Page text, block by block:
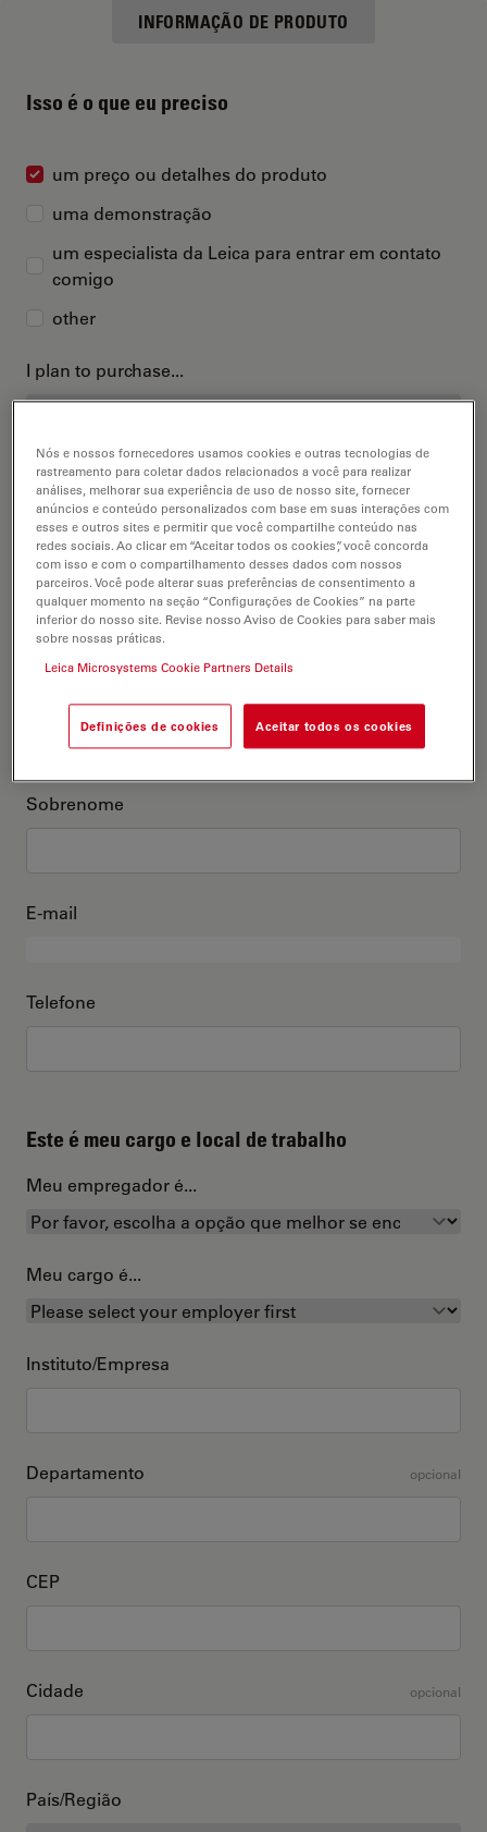
INFORMAÇÃO DE PRODUTO
Isso é o que eu preciso
um preço ou detalhes do produto
uma demonstração
um especialista da Leica para entrar em contato
comigo
other
I plan to purchase...
Este sou eu
Título acadêmico opcional
Sobrenome
E-mail
Telefone
Este é meu cargo e local de trabalho
Meu empregador é...
Meu cargo é...
Instituto/Empresa
Departamento opcional
CEP
Cidade opcional
País/Região
Nós e nossos fornecedores usamos cookies e outras tecnologias de
rastreamento para coletar dados relacionados a você para realizar
análises, melhorar sua experiência de uso de nosso site, fornecer
anúncios e conteúdo personalizados com base em suas interações com
esses e outros sites e permitir que você compartilhe conteúdo nas
redes sociais. Ao clicar em “Aceitar todos os cookies”, você concorda
com isso e com o compartilhamento desses dados com nossos
parceiros. Você pode alterar suas preferências de consentimento a
qualquer momento na seção “Configurações de Cookies” na parte
inferior do nosso site. Revise nosso Aviso de Cookies para saber mais
sobre nossas práticas.
Leica Microsystems Cookie Partners Details
Definições de cookies Aceitar todos os cookies